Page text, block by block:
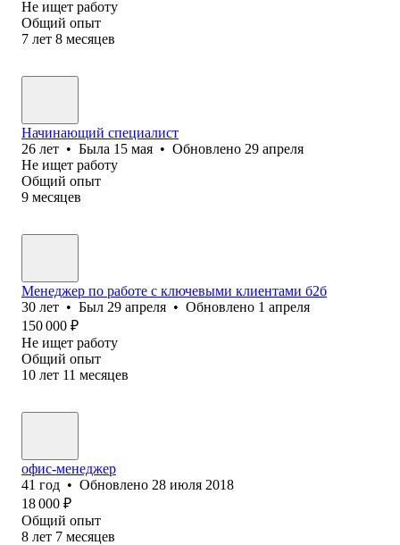
Не ищет работу
Общий опыт
7 лет 8 месяцев
Начинающий специалист
26 лет • Была 15 мая • Обновлено 29 апреля
Не ищет работу
Общий опыт
9 месяцев
Менеджер по работе с ключевыми клиентами б2б
30 лет • Был 29 апреля • Обновлено 1 апреля
150 000 ₽
Не ищет работу
Общий опыт
10 лет 11 месяцев
офис-менеджер
41 год • Обновлено 28 июля 2018
18 000 ₽
Общий опыт
8 лет 7 месяцев